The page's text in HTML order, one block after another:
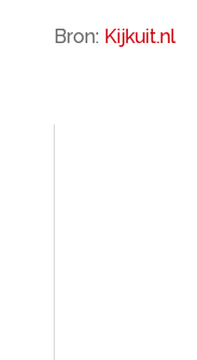
Bron: Kijkuit.nl